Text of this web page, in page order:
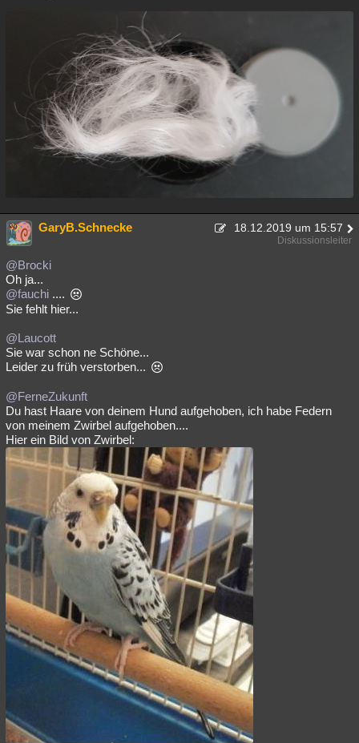
GaryB.Schnecke 18.12.2019 um 15:57
Diskussionsleiter
@Brocki
Oh ja...
@fauchi ....
Sie fehlt hier...
@Laucott
Sie war schon ne Schöne...
Leider zu früh verstorben...
@FerneZukunft
Du hast Haare von deinem Hund aufgehoben, ich habe Federn
von meinem Zwirbel aufgehoben....
Hier ein Bild von Zwirbel: